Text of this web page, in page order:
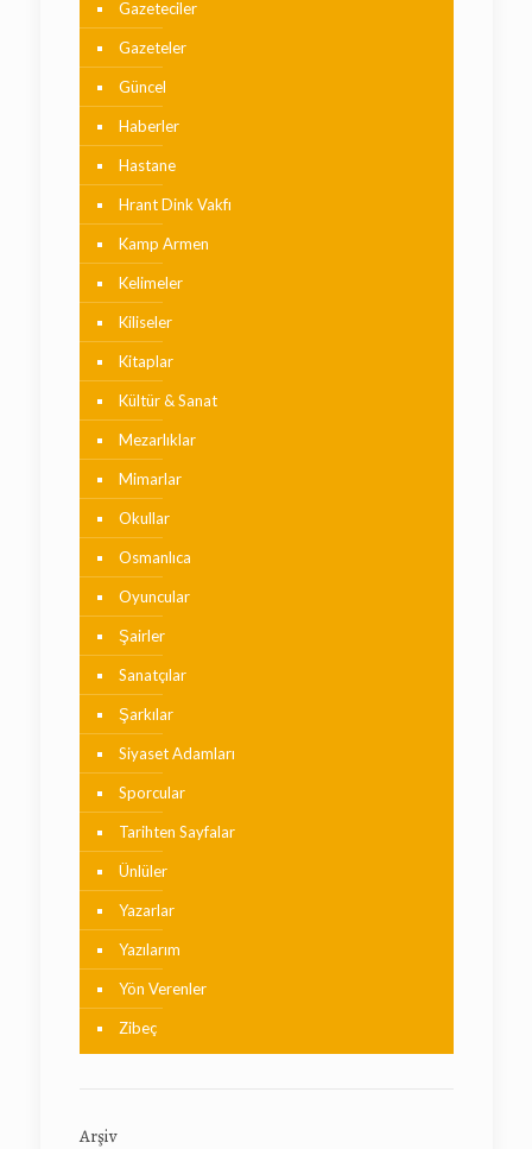
Gazeteciler
Gazeteler
Güncel
Haberler
Hastane
Hrant Dink Vakfı
Kamp Armen
Kelimeler
Kiliseler
Kitaplar
Kültür & Sanat
Mezarlıklar
Mimarlar
Okullar
Osmanlıca
Oyuncular
Şairler
Sanatçılar
Şarkılar
Siyaset Adamları
Sporcular
Tarihten Sayfalar
Ünlüler
Yazarlar
Yazılarım
Yön Verenler
Zibeç
Arşiv